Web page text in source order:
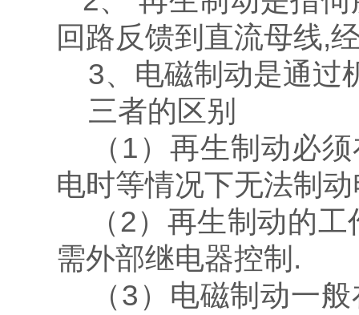
回路反馈到直流母线,
3、电磁制动是通过
三者的区别
（1）再生制动必须
电时等情况下无法制
（2）再生制动的工
需外部继电器控制.
（3）电磁制动一般